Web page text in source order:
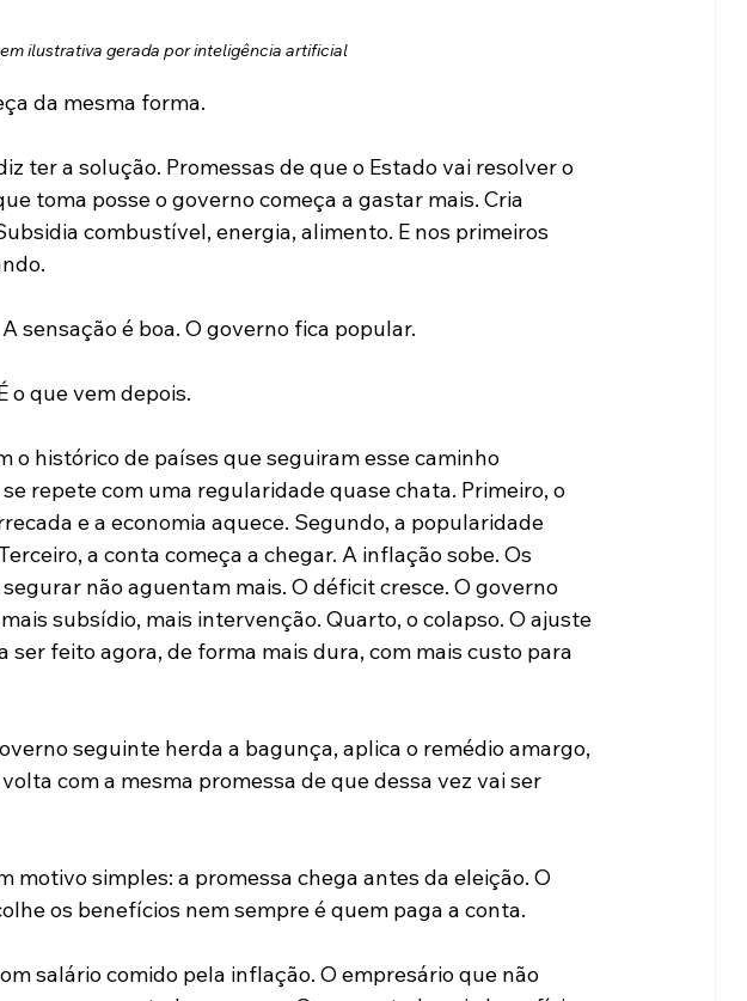
ilustrativa gerada por inteligência artificial
da mesma forma.
ter a solução. Promessas de que o Estado vai resolver o
toma posse o governo começa a gastar mais. Cria
combustível, energia, alimento. E nos primeiros
sensação é boa. O governo fica popular.
o que vem depois.
o histórico de países que seguiram esse caminho
repete com uma regularidade quase chata. Primeiro, o
e a economia aquece. Segundo, a popularidade
a conta começa a chegar. A inflação sobe. Os
não aguentam mais. O déficit cresce. O governo
subsídio, mais intervenção. Quarto, o colapso. O ajuste
ser feito agora, de forma mais dura, com mais custo para
seguinte herda a bagunça, aplica o remédio amargo,
com a mesma promessa de que dessa vez vai ser
motivo simples: a promessa chega antes da eleição. O
os benefícios nem sempre é quem paga a conta.
salário comido pela inflação. O empresário que não